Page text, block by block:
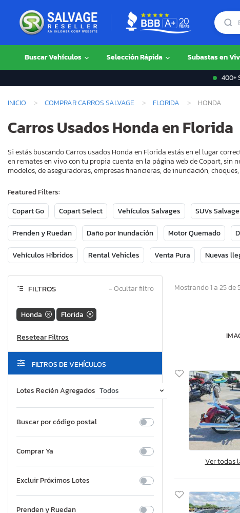
Buscar Vehículos Selección Rápida Subastas en
400+
INICIO COMPRAR CARROS SALVAGE FLORIDA HONDA
Carros Usados Honda en Florida
Si estás buscando Carros usados Honda en Florida estás en el lugar
en remates en vivo con tu propia cuenta en la página web de Copart, sin
modelos, de aseguradoras, empresas financieras, de inundación,
Featured Filters:
Copart Go
Copart Select Vehículos Salvages SUVs Salvage
Prenden y Ruedan Daño por Inundación Motor Quemado
Vehículos Híbridos Rental Vehicles Venta Pura Nuevas
FILTROS −Ocultar filtro
Honda Florida
FILTROS DE VEHÍCULOS
Lotes Recién Agregados
Buscar por código postal
Comprar Ya
Excluir Próximos Lotes
Prenden y Ruedan
Mostrando 1 a 25 de
Ver todas